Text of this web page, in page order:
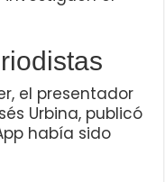
el presentador
Urbina, publicó
había sido